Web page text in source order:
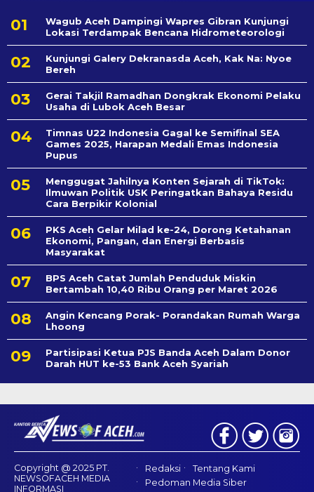
Wagub Aceh Dampingi Wapres Gibran Kunjungi
Lokasi Terdampak Bencana Hidrometeorologi
Kunjungi Galery Dekranasda Aceh, Kak Na: Nyoe
Bereh
Gerai Takjil Ramadhan Dongkrak Ekonomi Pelaku
Usaha di Lubok Aceh Besar
Timnas U22 Indonesia Gagal ke Semifinal SEA
Games 2025, Harapan Medali Emas Indonesia
Pupus
Menggugat Jahilnya Konten Sejarah di TikTok:
Ilmuwan Politik USK Peringatkan Bahaya Residu
Cara Berpikir Kolonial
PKS Aceh Gelar Milad ke-24, Dorong Ketahanan
Ekonomi, Pangan, dan Energi Berbasis
Masyarakat
BPS Aceh Catat Jumlah Penduduk Miskin
Bertambah 10,40 Ribu Orang per Maret 2026
Angin Kencang Porak- Porandakan Rumah Warga
Lhoong
Partisipasi Ketua PJS Banda Aceh Dalam Donor
Darah HUT ke-53 Bank Aceh Syariah
Copyright @ 2025 PT.
NEWSOFACEH MEDIA
INFORMASI
Redaksi
Tentang Kami
Pedoman Media Siber